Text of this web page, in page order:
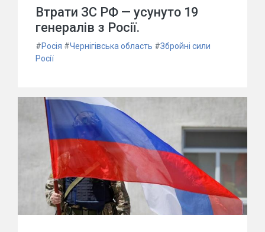
Втрати ЗС РФ — усунуто 19
генералів з Росії.
#Росія #Чернігівська область #Збройні сили
Росії